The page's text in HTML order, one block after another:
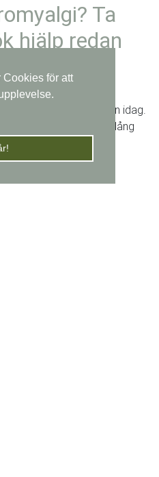
Cookies för att
Ta
hjälp redan
att du kanske lider av
mig, Bo Kuritzén, redan idag.
fibromyalgi och med lång
vi till att hitta en
dig bäst.